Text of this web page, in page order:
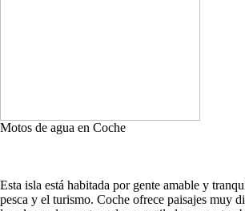
Motos de agua en Coche
Esta isla está habitada por gente amable y
pesca y el turismo. Coche ofrece paisajes muy